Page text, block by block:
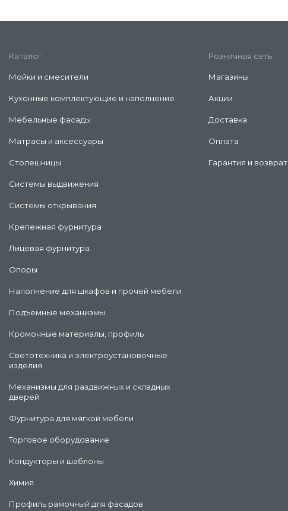
Каталог
Мойки и смесители
Кухонные комплектующие и наполнение
Мебельные фасады
Матрасы и аксессуары
Столешницы
Системы выдвижения
Системы открывания
Крепежная фурнитура
Лицевая фурнитура
Опоры
Наполнение для шкафов и прочей мебели
Подъемные механизмы
Кромочные материалы, профиль
Светотехника и электроустановочные
изделия
Механизмы для раздвижных и складных
дверей
Фурнитура для мягкой мебели
Торговое оборудование
Кондукторы и шаблоны
Химия
Профиль рамочный для фасадов
Розничная сеть
Магазины
Акции
Доставка
Оплата
Гарантия и возврат